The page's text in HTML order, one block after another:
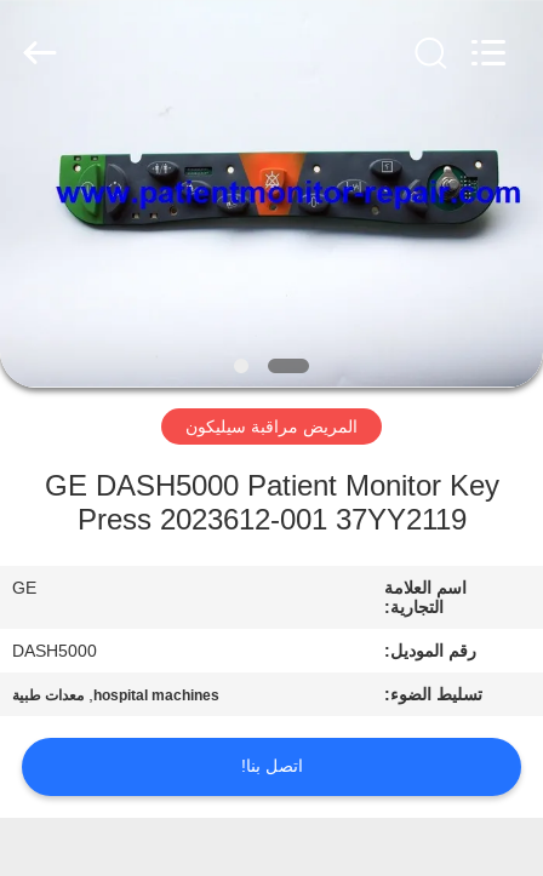
المنتجات
حولنا
في
المصنع
مراقبة
الجودة
بنا
Equipment
Service
Co.,Ltd.
المريض مراقبة سيليكون
GE DASH5000 Patient Monitor Key
Press 2023612-001 37YY2119
اسم العلامة
التجارية:
GE
رقم الموديل: DASH5000
تسليط الضوء: hospital machines
, معدات طبية
اتصل بنا!